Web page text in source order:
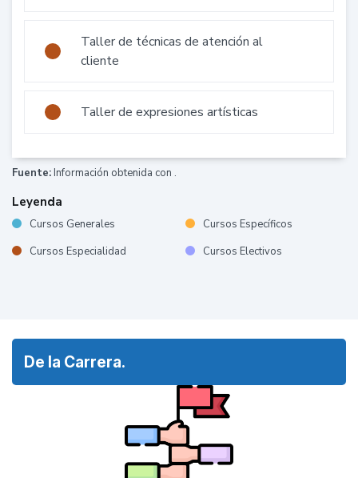
Taller de técnicas de atención al
cliente
Taller de expresiones artísticas
Fuente:Información obtenida con .
Leyenda
Cursos Generales
Cursos Específicos
Cursos Especialidad
Cursos Electivos
De la Carrera.